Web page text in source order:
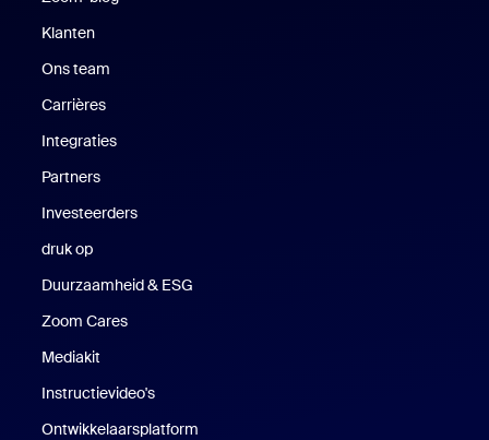
Klanten
Ons team
Carrières
Integraties
Partners
Investeerders
druk op
Duurzaamheid & ESG
Zoom Cares
Mediakit
Instructievideo's
Ontwikkelaarsplatform